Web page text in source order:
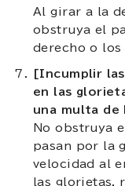
Al girar a la
obstruya el
derecho o los
[Incumplir
en las
una multa de
No obstruya
pasan por la
velocidad al
las glorietas,